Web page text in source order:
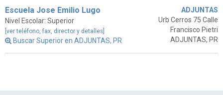
Escuela Jose Emilio Lugo
Nivel Escolar: Superior
[ver teléfono, fax, director y detalles]
Buscar Superior en ADJUNTAS, PR
ADJUNTAS
Urb Cerros 75 Calle
Francisco Pietri
ADJUNTAS, PR